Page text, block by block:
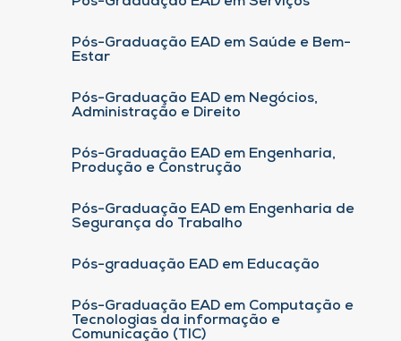
Pós-Graduação EAD em Saúde e Bem-
Estar
Pós-Graduação EAD em Negócios,
Administração e Direito
Pós-Graduação EAD em Engenharia,
Produção e Construção
Pós-Graduação EAD em Engenharia de
Segurança do Trabalho
Pós-graduação EAD em Educação
Pós-Graduação EAD em Computação e
Tecnologias da informação e
Comunicação (TIC)